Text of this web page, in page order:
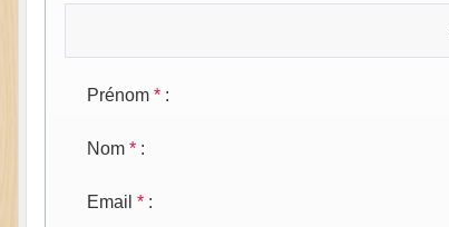
Prénom * :
Nom * :
Email * :